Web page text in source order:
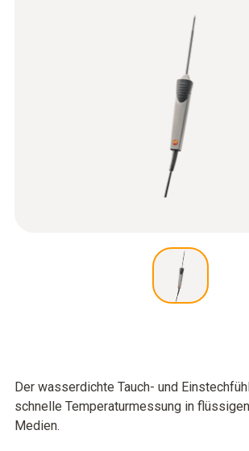
Der wasserdichte Tauch- und
schnelle Temperaturmessung in
Medien.